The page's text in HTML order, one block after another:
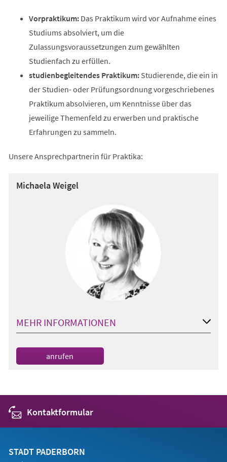
Vorpraktikum:Das Praktikum wird vor Aufnahme eines
Studiums absolviert, um die
Zulassungsvoraussetzungen zum gewählten
Studienfach zu erfüllen.
studienbegleitendes Praktikum:Studierende, die ein in
der Studien- oder Prüfungsordnung vorgeschriebenes
Praktikum absolvieren, um Kenntnisse über das
jeweilige Themenfeld zu erwerben und praktische
Erfahrungen zu sammeln.
Unsere Ansprechpartnerin für Praktika:
Michaela Weigel
MEHR INFORMATIONEN
anrufen
Kontaktformular
STADT PADERBORN